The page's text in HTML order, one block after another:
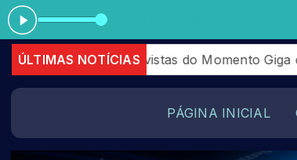
ÚLTIMAS NOTÍCIAS
do Momento Giga que aconteceram em
PÁGINA INICIAL